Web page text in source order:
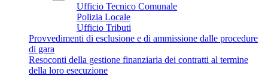
Ufficio Tecnico Comunale
Polizia Locale
Ufficio Tributi
Provvedimenti di esclusione e di ammissione dalle procedure
di gara
Resoconti della gestione finanziaria dei contratti al termine
della loro esecuzione